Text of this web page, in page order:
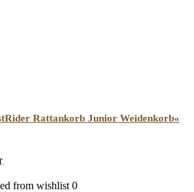
Rattankorb Junior Weidenkorb«
from wishlist 0